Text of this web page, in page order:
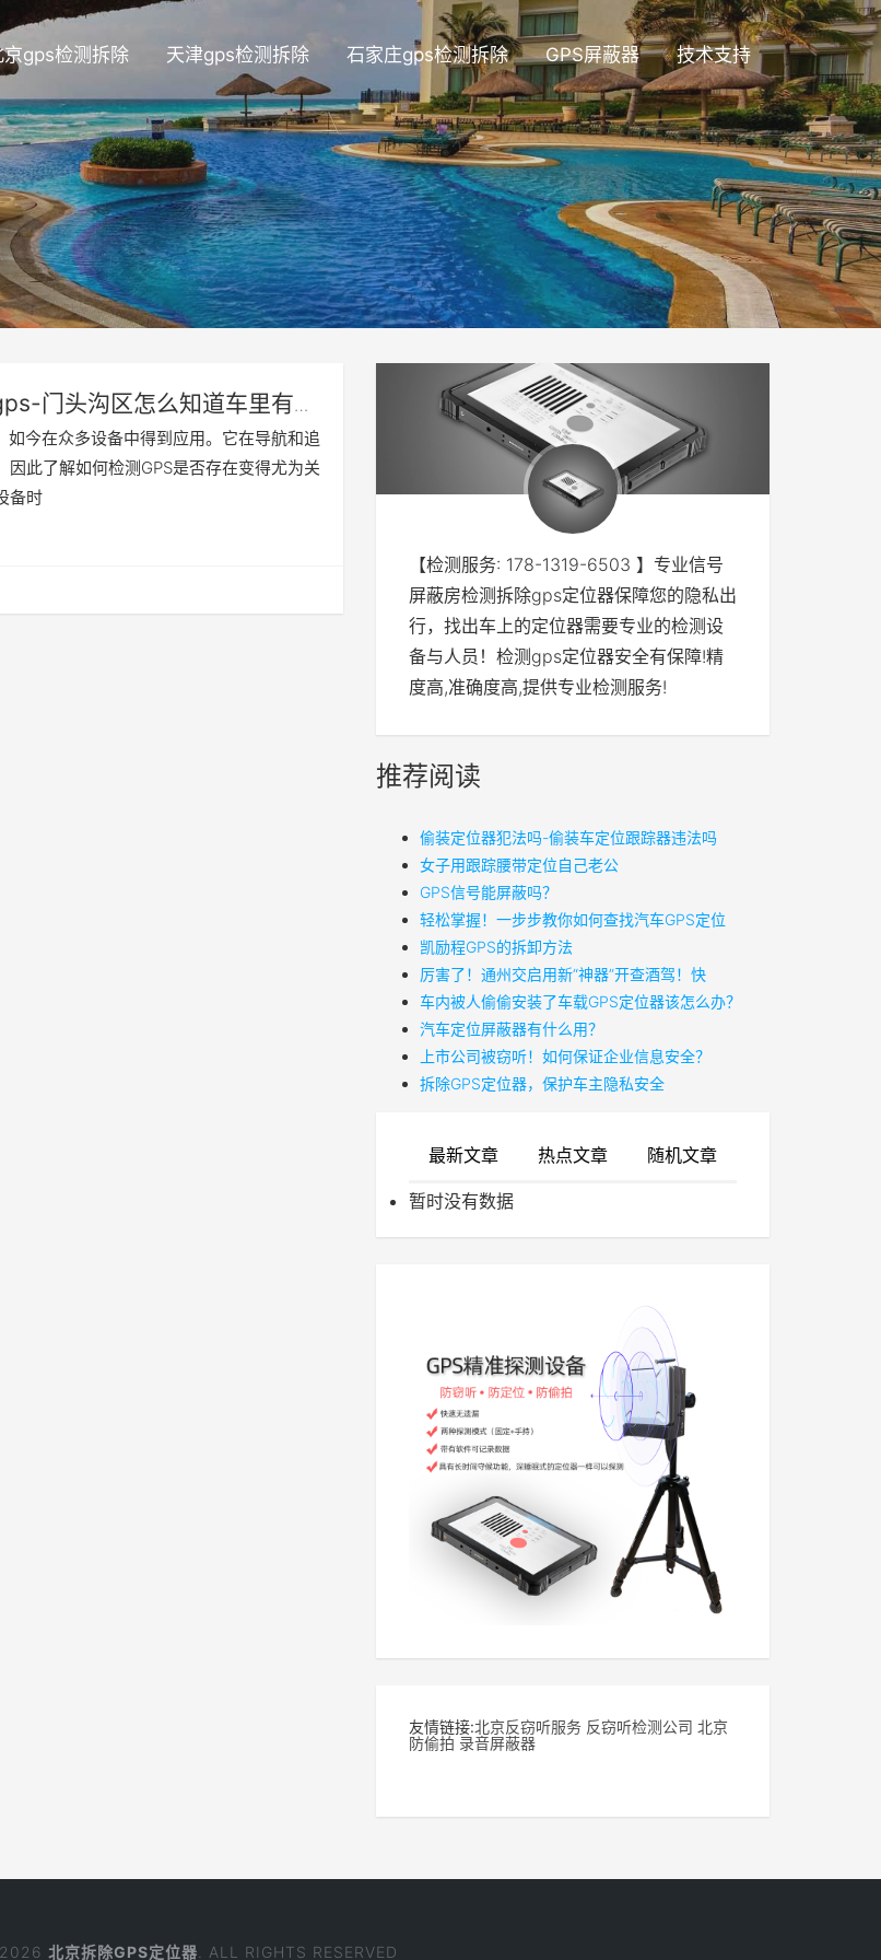
京gps检测拆除 天津gps检测拆除 石家庄gps检测拆除 GPS屏蔽器 技术支持
门头沟区怎么知道车里有没
如今在众多设备中得到应用。它在导航和追
因此了解如何检测GPS是否存在变得尤为关
备时
【检测服务: 178-1319-6503 】专业信号
屏蔽房检测拆除gps定位器保障您的隐私出
行，找出车上的定位器需要专业的检测设
备与人员！检测gps定位器安全有保障!精
度高,准确度高,提供专业检测服务!
推荐阅读
偷装定位器犯法吗-偷装车定位跟踪器违法吗
女子用跟踪腰带定位自己老公
GPS信号能屏蔽吗？
轻松掌握！一步步教你如何查找汽车GPS定位
凯励程GPS的拆卸方法
厉害了！通州交启用新“神器”开查酒驾！快
车内被人偷偷安装了车载GPS定位器该怎么办？
汽车定位屏蔽器有什么用？
上市公司被窃听！如何保证企业信息安全？
拆除GPS定位器，保护车主隐私安全
最新文章 热点文章 随机文章
暂时没有数据
友情链接:北京反窃听服务 反窃听检测公司 北京
防偷拍 录音屏蔽器
北京拆除GPS定位器 . ALL RIGHTS RESERVED